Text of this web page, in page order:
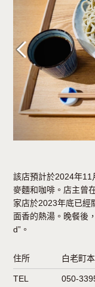
Previous
該店預計於2024年11
麥麵和咖啡。店主曾
家店於2023年底已經
面香的熱湯。晚餐後
d”。
住所 白老町
TEL 050-